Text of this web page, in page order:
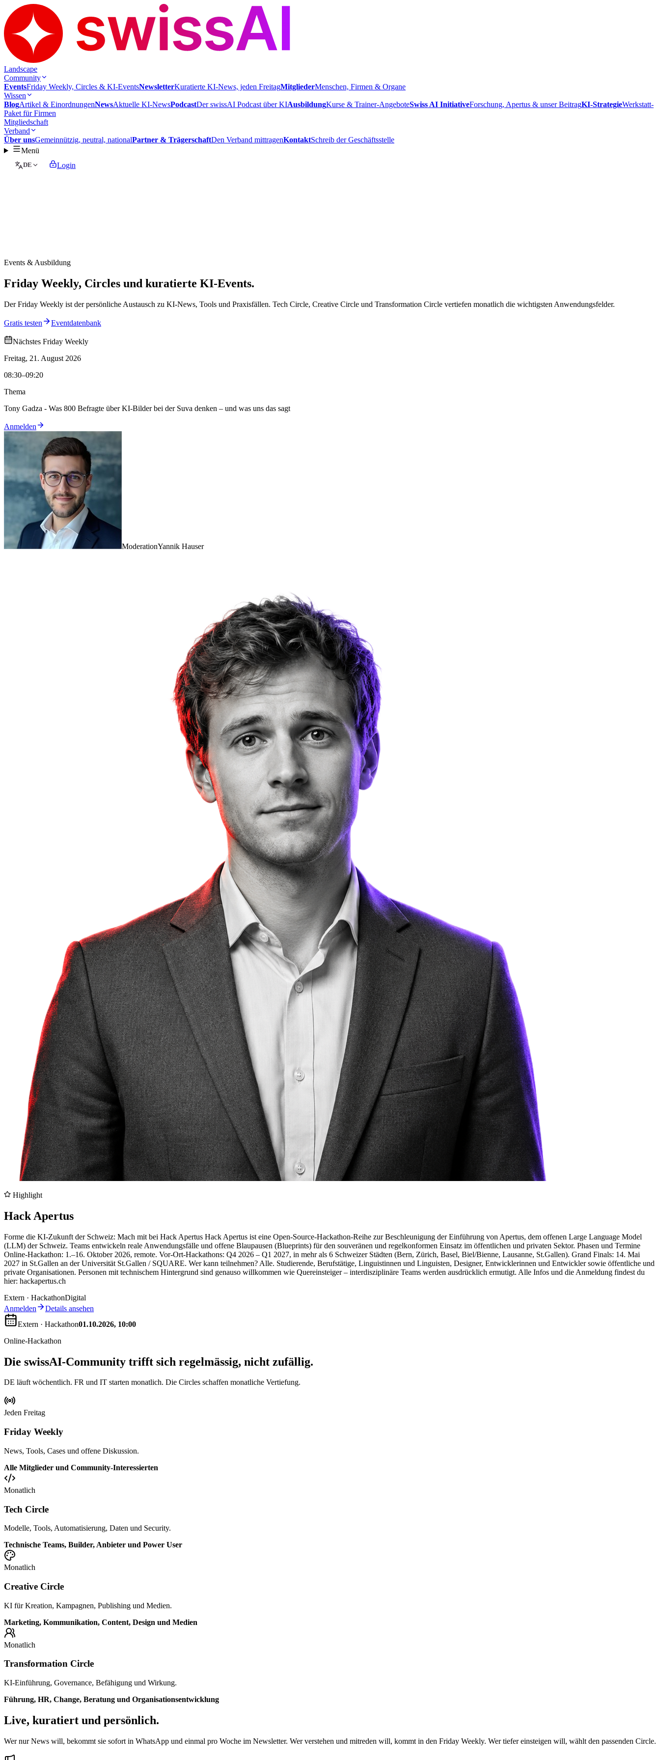
Landscape
Community
EventsFriday Weekly, Circles & KI-EventsNewsletterKuratierte KI-News, jeden FreitagMitgliederMenschen, Firmen & Organe
Wissen
BlogArtikel & EinordnungenNewsAktuelle KI-NewsPodcastDer swissAI Podcast über KIAusbildungKurse & Trainer-AngeboteSwiss AI InitiativeForschung, Apertus & unser BeitragKI-StrategieWerkstatt-
Paket für Firmen
Mitgliedschaft
Verband
Über unsGemeinnützig, neutral, nationalPartner & TrägerschaftDen Verband mittragenKontaktSchreib der Geschäftsstelle
Menü
DE Login
Events & Ausbildung
Friday Weekly, Circles und kuratierte KI-Events.
Der Friday Weekly ist der persönliche Austausch zu KI-News, Tools und Praxisfällen. Tech Circle, Creative Circle und Transformation Circle vertiefen monatlich die wichtigsten Anwendungsfelder.
Gratis testen Eventdatenbank
Nächstes Friday Weekly
Freitag, 21. August 2026
08:30–09:20
Thema
Tony Gadza - Was 800 Befragte über KI-Bilder bei der Suva denken – und was uns das sagt
Anmelden
ModerationYannik Hauser
Highlight
Hack Apertus
Forme die KI-Zukunft der Schweiz: Mach mit bei Hack Apertus Hack Apertus ist eine Open-Source-Hackathon-Reihe zur Beschleunigung der Einführung von Apertus, dem offenen Large Language Model
(LLM) der Schweiz. Teams entwickeln reale Anwendungsfälle und offene Blaupausen (Blueprints) für den souveränen und regelkonformen Einsatz im öffentlichen und privaten Sektor. Phasen und Termine
Online-Hackathon: 1.–16. Oktober 2026, remote. Vor-Ort-Hackathons: Q4 2026 – Q1 2027, in mehr als 6 Schweizer Städten (Bern, Zürich, Basel, Biel/Bienne, Lausanne, St.Gallen). Grand Finals: 14. Mai
2027 in St.Gallen an der Universität St.Gallen / SQUARE. Wer kann teilnehmen? Alle. Studierende, Berufstätige, Linguistinnen und Linguisten, Designer, Entwicklerinnen und Entwickler sowie öffentliche und
private Organisationen. Personen mit technischem Hintergrund sind genauso willkommen wie Quereinsteiger – interdisziplinäre Teams werden ausdrücklich ermutigt. Alle Infos und die Anmeldung findest du
hier: hackapertus.ch
Extern · HackathonDigital
Anmelden
Details ansehen
Extern · Hackathon01.10.2026, 10:00
Online-Hackathon
Die swissAI-Community trifft sich regelmässig, nicht zufällig.
DE läuft wöchentlich. FR und IT starten monatlich. Die Circles schaffen monatliche Vertiefung.
Jeden Freitag
Friday Weekly
News, Tools, Cases und offene Diskussion.
Alle Mitglieder und Community-Interessierten
Monatlich
Tech Circle
Modelle, Tools, Automatisierung, Daten und Security.
Technische Teams, Builder, Anbieter und Power User
Monatlich
Creative Circle
KI für Kreation, Kampagnen, Publishing und Medien.
Marketing, Kommunikation, Content, Design und Medien
Monatlich
Transformation Circle
KI-Einführung, Governance, Befähigung und Wirkung.
Führung, HR, Change, Beratung und Organisationsentwicklung
Live, kuratiert und persönlich.
Wer nur News will, bekommt sie sofort in WhatsApp und einmal pro Woche im Newsletter. Wer verstehen und mitreden will, kommt in den Friday Weekly. Wer tiefer einsteigen will, wählt den passenden Circle.